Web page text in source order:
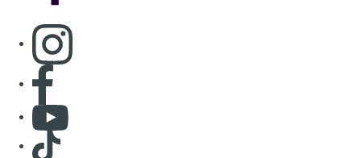
Consulter page Instagram
Consulter page Facebook
Consulter Youtube
Consulter TikTok